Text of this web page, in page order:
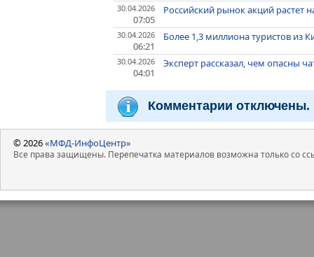
30.04.2026
07:05
Российский рынок акций растет
30.04.2026
06:21
Более 1,3 миллиона туристов из
30.04.2026
04:01
Эксперт рассказал, чем опасны
Комментарии отключены.
© 2026«МФД-ИнфоЦентр»
Все права защищены. Перепечатка материалов возможна только со